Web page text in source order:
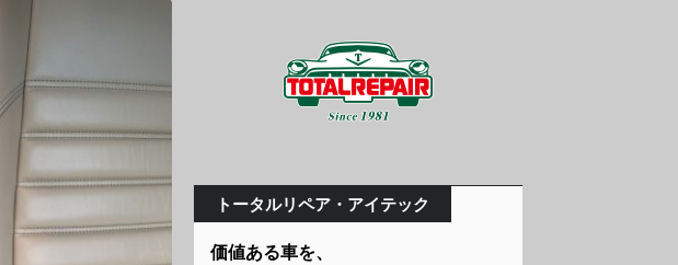
トータルリペア・アイテック
価値ある車を、